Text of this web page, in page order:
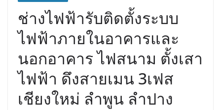
ช่างไฟฟ้ารับติดตั้งระบบ
ไฟฟ้าภายในอาคารและ
นอกอาคาร ไฟสนาม ตั้งเสา
ไฟฟ้า ดึงสายเมน 3เฟส
เชียงใหม่ ลำพูน ลำปาง